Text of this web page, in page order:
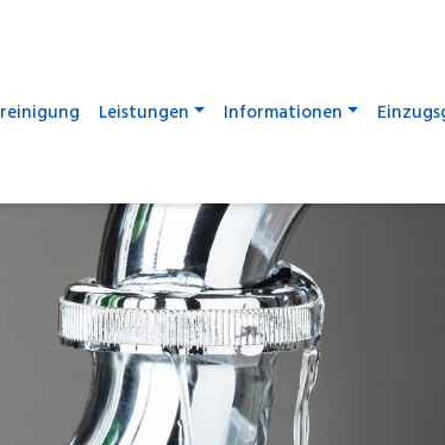
Leistungen Informationen